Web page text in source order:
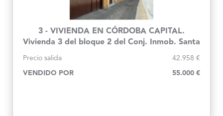
3 - VIVIENDA EN CÓRDOBA CAPITAL.
Vivienda 3 del bloque 2 del Conj. Inmob. Santa
Precio salida 42.958 €
VENDIDO POR 55.000 €